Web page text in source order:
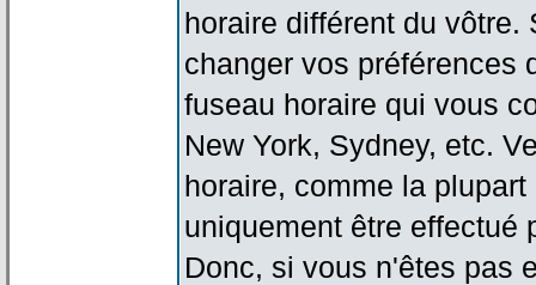
horaire différent du
changer vos préférences
fuseau horaire qui vous
New York, Sydney, etc.
horaire, comme la
uniquement être effectué
Donc, si vous n'êtes pas